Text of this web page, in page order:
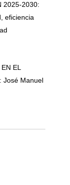
2025-2030:
eficiencia
EL
José Manuel